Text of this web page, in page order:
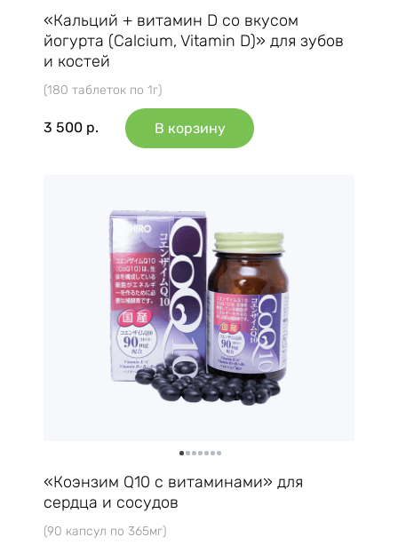
«Кальций + витамин D со вкусом
йогурта (Calcium, Vitamin D)» для зубов
и костей
(180 таблеток по 1г)
3 500 р. В корзину
«Коэнзим Q10 с витаминами» для
сердца и сосудов
(90 капсул по 365мг)